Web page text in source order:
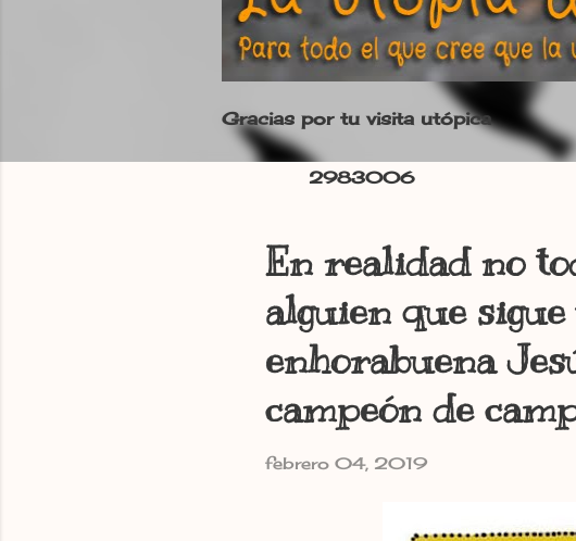
Gracias por tu visita utópica
2983006
En realidad no
alguien que
enhorabuena
campeón de
febrero 04, 2019